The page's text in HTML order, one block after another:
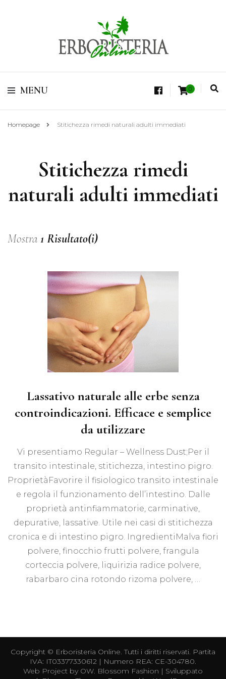
Erboristeria Shop
Online Tisane
Vendita di Botaniche, Erbe e Spezie Officinali, Tisane Terapeutiche Esclusive,
MENU 0
Homepage Stitichezza rimedi naturali adulti immediati
Stitichezza rimedi
naturali adulti immediati
Mostra 1 Risultato(i)
Lassativo naturale alle erbe senza
controindicazioni. Efficace e semplice
da utilizzare
Vi presentiamo Regular – Wellness Dust;Per il
transito intestinale, stitichezza, intestino pigro.
ProprietàFavorire il fisiologico transito intestinale
e regola il funzionamento dell’intestino. Dalle
proprietà antinfiammatorie, carminative,
depurative, lassative. Utile nei casi di stitichezza
cronica e di intestino pigro. IngredientiMalva fiori
polvere, finocchio frutti polvere, frangula
corteccia polvere, liquirizia radice polvere,
rabarbaro cina rotondo rizoma polvere, …
Copyright © Erboristeria Online. Tutti i diritti riservati. Partita
IVA: IT03377330612 | Numero REA: CE-304780.
Web Project by OW. Blossom Fashion | Sviluppato